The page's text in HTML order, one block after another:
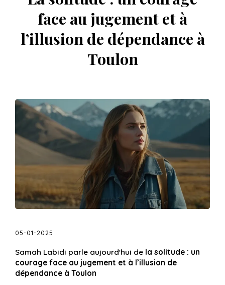
face au jugement et à
l’illusion de dépendance à
Toulon
05-01-2025
Samah Labidi parle aujourd'hui de la solitude : un
courage face au jugement et à l’illusion de
dépendance à Toulon